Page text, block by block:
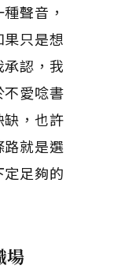
聲音，
只是想
認，我
愛唸書
，也許
就是選
足夠的
場